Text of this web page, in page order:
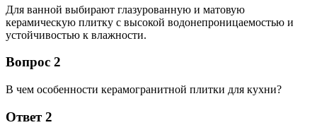
Для ванной выбирают глазурованную и матовую
керамическую плитку с высокой водонепроницаемостью и
устойчивостью к влажности.
Вопрос 2
В чем особенности керамогранитной плитки для кухни?
Ответ 2